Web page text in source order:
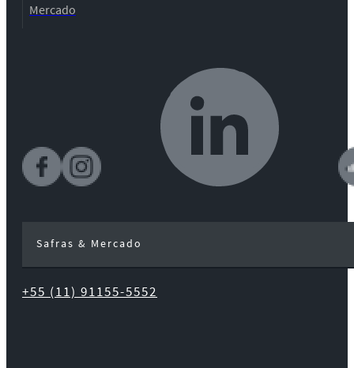
Mercado
Safras & Mercado
+55 (11) 91155-5552